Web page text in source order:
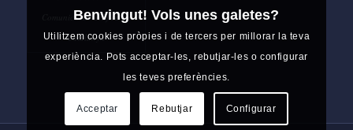
Comunicació Gràfica de
Catalunya
Benvingut! Vols unes galetes?
Utilitzem cookies pròpies i de tercers per millorar la teva
experiència. Pots acceptar-les, rebutjar-les o configurar
les teves preferències.
Acceptar Rebutjar Configurar